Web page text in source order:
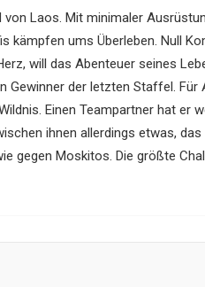
Laos. Mit minimaler
kämpfen ums Überleben. Null
will das Abenteuer seines
der letzten Staffel. Für
Einen Teampartner hat er
ihnen allerdings etwas,
gegen Moskitos. Die größte